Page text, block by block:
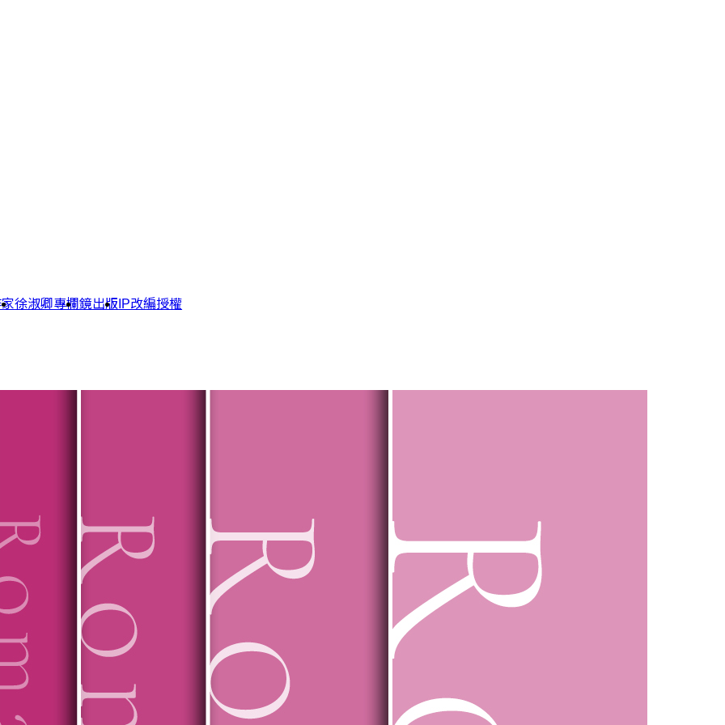
徐淑卿專欄鏡出版 IP改編授權